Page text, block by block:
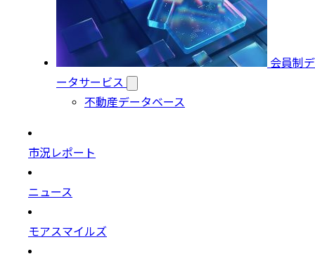
会員制デ
ータサービス
不動産データベース
市況レポート
ニュース
モアスマイルズ